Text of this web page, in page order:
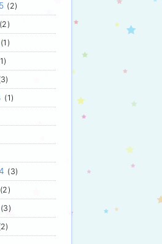
(2)
(2)
(1)
(1)
(3)
(2)
(3)